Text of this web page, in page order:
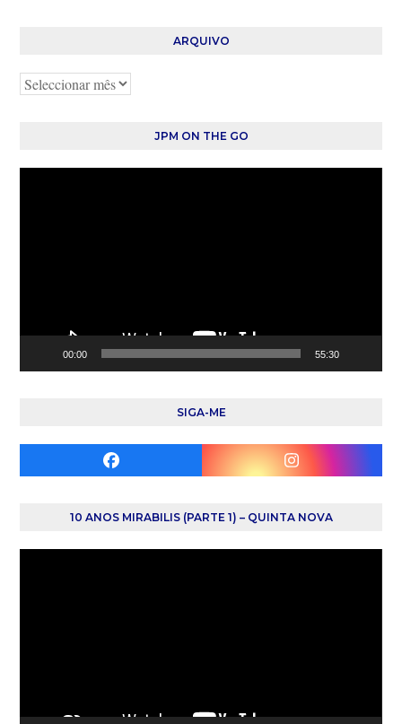
ARQUIVO
Arquivo
JPM ON THE GO
00:00 55:30
SIGA-ME
Facebook Instagram
10 ANOS MIRABILIS (PARTE 1) – QUINTA NOVA